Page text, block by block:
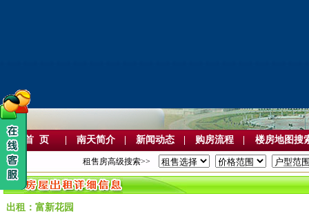
首 页 南天简介 新闻动态 购房流程 楼房地图搜
租售房高级搜索>>
出租：富新花园